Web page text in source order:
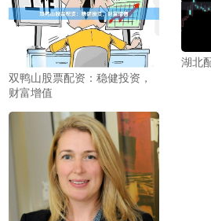
双鸭山股票配资：稳健投资，
财富增值
湖北